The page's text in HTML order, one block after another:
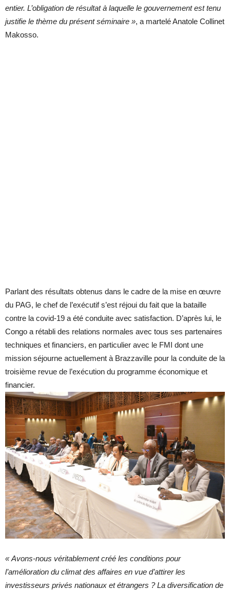
entier. L’obligation de résultat à laquelle le gouvernement est tenu
justifie le thème du présent séminaire », a martelé Anatole Collinet
Makosso.
Parlant des résultats obtenus dans le cadre de la mise en œuvre
du PAG, le chef de l’exécutif s’est réjoui du fait que la bataille
contre la covid-19 a été conduite avec satisfaction. D’après lui, le
Congo a rétabli des relations normales avec tous ses partenaires
techniques et financiers, en particulier avec le FMI dont une
mission séjourne actuellement à Brazzaville pour la conduite de la
troisième revue de l’exécution du programme économique et
financier.
« Avons-nous véritablement créé les conditions pour
l’amélioration du climat des affaires en vue d’attirer les
investisseurs privés nationaux et étrangers ? La diversification de